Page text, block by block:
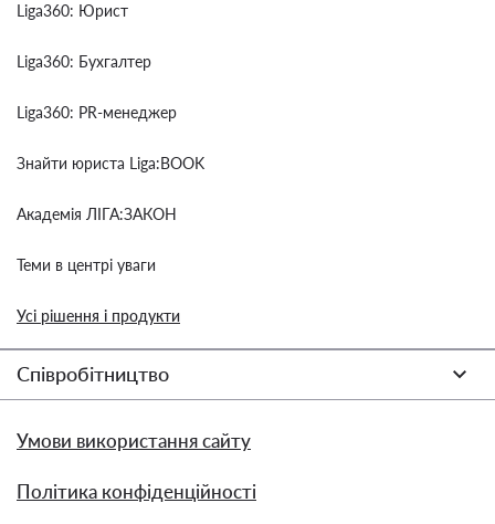
Liga360: Юрист
Liga360: Бухгалтер
Liga360: PR-менеджер
Знайти юриста Liga:BOOK
Академія ЛІГА:ЗАКОН
Теми в центрі уваги
Усі рішення і продукти
Співробітництво
Умови використання сайту
Політика конфіденційності